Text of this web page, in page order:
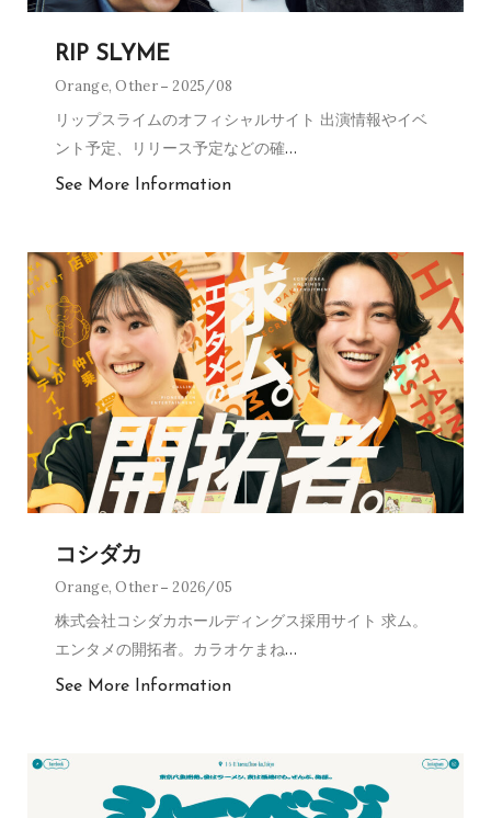
RIP SLYME
Orange,Other 2025/08
リップスライムのオフィシャルサイト 出演情報やイベ
ント予定、リリース予定などの確…
See More Information
コシダカ
Orange,Other 2026/05
株式会社コシダカホールディングス採用サイト 求ム。
エンタメの開拓者。カラオケまね…
See More Information